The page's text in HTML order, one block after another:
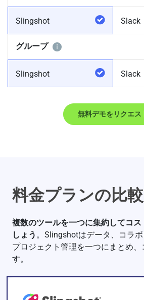
Slingshot Slack
グループ
Slingshot Slack
無料デモをリクエス
料金プランの比較
複数のツールを一つに集約してコス
しょう 。Slingshotはデータ、コラボ
プロジェクト管理を一つにまとめ、
す。